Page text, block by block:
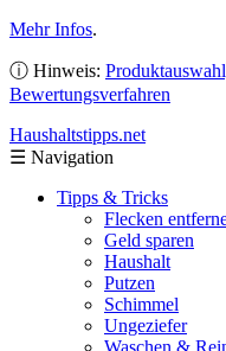
Mehr Infos.
ⓘ Hinweis:
Bewertungsverfahren
Haushaltstipps.net
☰ Navigation
Tipps & Tricks
Flecken
Geld sparen
Haushalt
Putzen
Schimmel
Ungeziefer
Waschen &